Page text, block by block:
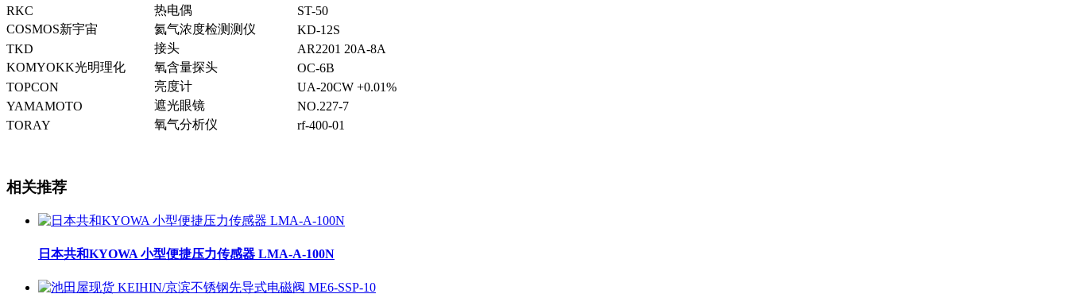
RKC
热电偶
ST-50
COSMOS新宇宙
氦气浓度检测测仪
KD-12S
TKD
接头
AR2201 20A-8A
KOMYOKK光明理化
氧含量探头
OC-6B
TOPCON
亮度计
UA-20CW +0.01%
YAMAMOTO
遮光眼镜
NO.227-7
TORAY
氧气分析仪 rf-400-01
相关推荐
日本共和KYOWA 小型便捷压力传感器 LMA-A-100N